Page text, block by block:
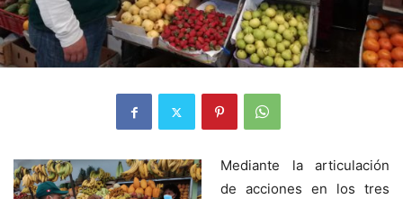
Mediante la articulación
de acciones en los tres